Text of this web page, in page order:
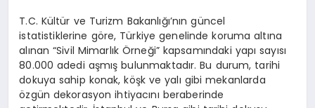
T.C. Kültür ve Turizm Bakanlığı’nın güncel
istatistiklerine göre, Türkiye genelinde koruma altına
alınan “Sivil Mimarlık Örneği” kapsamındaki yapı sayısı
80.000 adedi aşmış bulunmaktadır. Bu durum, tarihi
dokuya sahip konak, köşk ve yalı gibi mekanlarda
özgün dekorasyon ihtiyacını beraberinde